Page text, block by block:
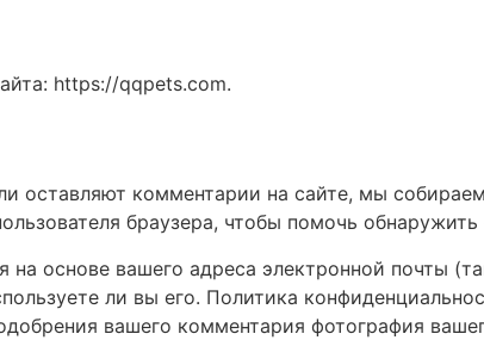
https://qqpets.com.
оставляют комментарии на сайте, мы
браузера, чтобы помочь обнаружить
на основе вашего адреса электронной почты
ли вы его. Политика
вашего комментария фотография